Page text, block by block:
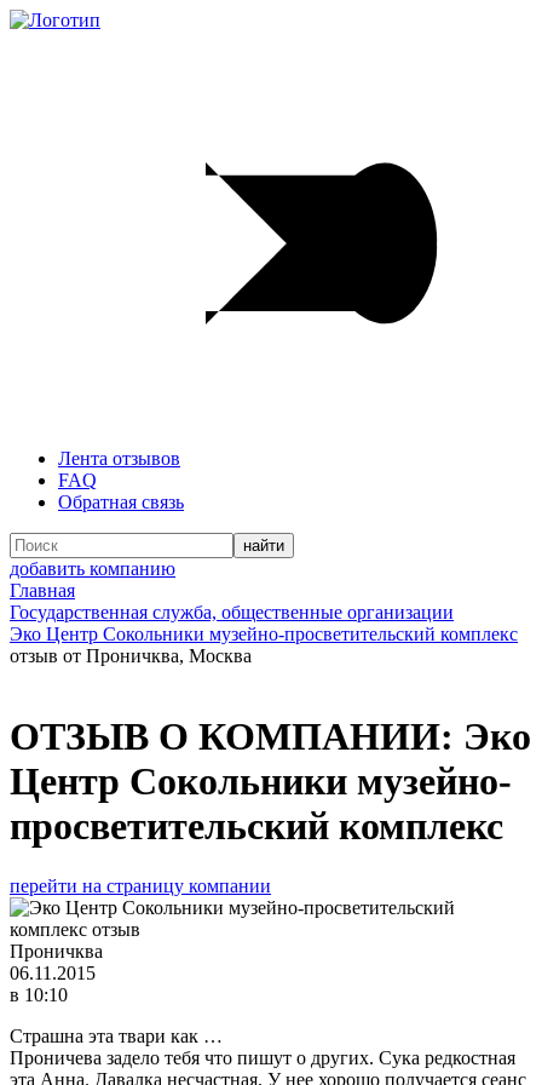
Лента отзывов
FAQ
Обратная связь
добавить компанию
Главная
Государственная служба, общественные организации
Эко Центр Сокольники музейно-просветительский комплекс
отзыв от Проничква, Москва
ОТЗЫВ О КОМПАНИИ: Эко
Центр Сокольники музейно-
просветительский комплекс
перейти на страницу компании
Проничква
06.11.2015
в 10:10
Страшна эта твари как …
Проничева задело тебя что пишут о других. Сука редкостная
эта Анна. Давалка несчастная. У нее хорошо получается сеанс